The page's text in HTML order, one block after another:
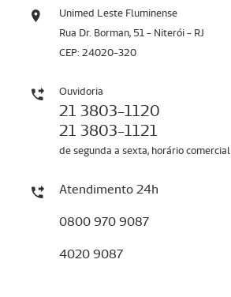
Unimed Leste Fluminense
Rua Dr. Borman, 51 - Niterói - RJ
CEP: 24020-320
Ouvidoria
21 3803-1120
21 3803-1121
de segunda a sexta, horário comercial
Atendimento 24h
0800 970 9087
4020 9087